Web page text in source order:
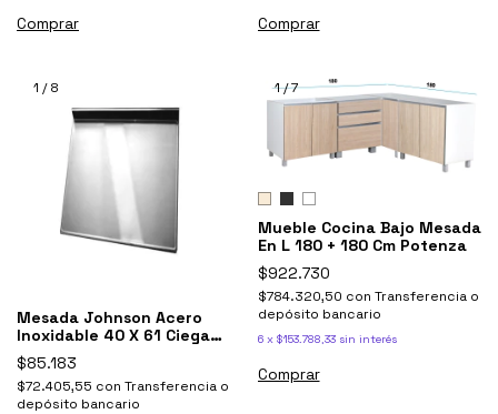
1 /8
Mesada Johnson Acero
Inoxidable 40 X 61 Ciega
Lisa 0.40
$85.183
$72.405,55 con Transferencia o
depósito bancario
1/7
Mueble Cocina Bajo Mesada
En L 180 + 180 Cm Potenza
$922.730
$784.320,50 con Transferencia o
depósito bancario
6 x $153.788,33 sin interés
Comprar